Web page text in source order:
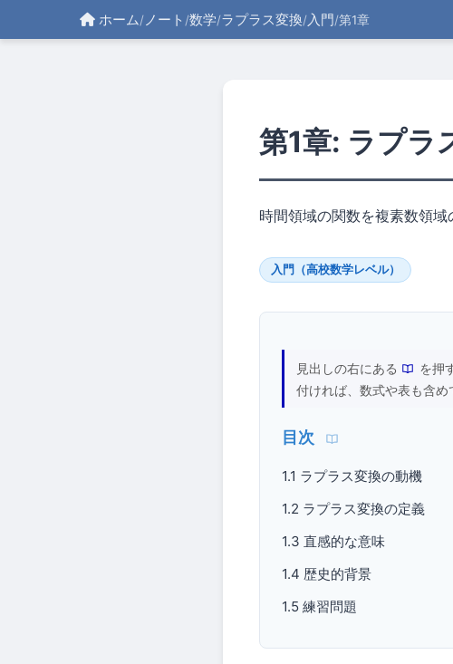
ホーム/ノート /数学/ラプラス変換/入門/第1章
第1章: ラプラ
時間領域の関数を複素数領域
入門（高校数学レベル）
見出しの右にある を押
付ければ、数式や表も含め
目次
1.1 ラプラス変換の動機
1.2 ラプラス変換の定義
1.3 直感的な意味
1.4 歴史的背景
1.5 練習問題